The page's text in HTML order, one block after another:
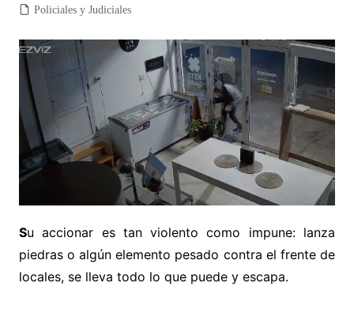
Policiales y Judiciales
Su accionar es tan violento como impune: lanza
piedras o algún elemento pesado contra el frente de
locales, se lleva todo lo que puede y escapa.